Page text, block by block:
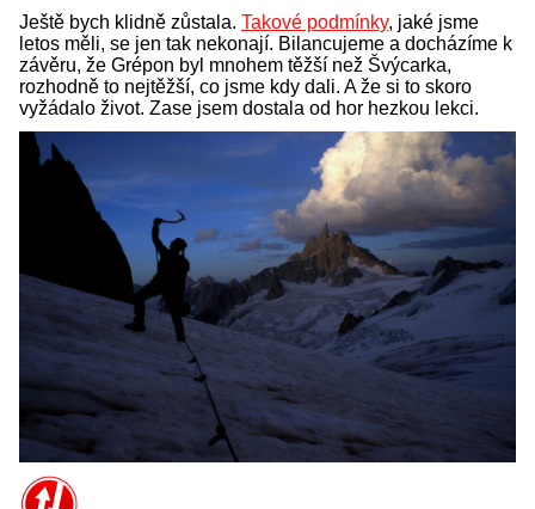
Ještě bych klidně zůstala. Takové podmínky, jaké jsme
letos měli, se jen tak nekonají. Bilancujeme a docházíme k
závěru, že Grépon byl mnohem těžší než Švýcarka,
rozhodně to nejtěžší, co jsme kdy dali. A že si to skoro
vyžádalo život. Zase jsem dostala od hor hezkou lekci.